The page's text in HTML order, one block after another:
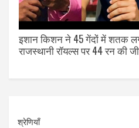
इशान किशन ने 45 गेंदों में शतक
राजस्थानी रॉयल्स पर 44 रन की
श्रेणियाँ